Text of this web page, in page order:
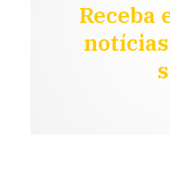
Receba